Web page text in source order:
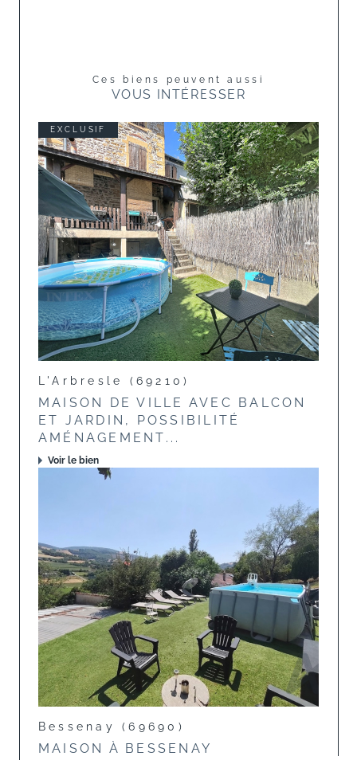
Ces biens peuvent aussi
VOUS INTÉRESSER
EXCLUSIF
L'Arbresle (69210)
MAISON DE VILLE AVEC BALCON
ET JARDIN, POSSIBILITÉ
AMÉNAGEMENT...
Voir le bien
Bessenay (69690)
MAISON À BESSENAY